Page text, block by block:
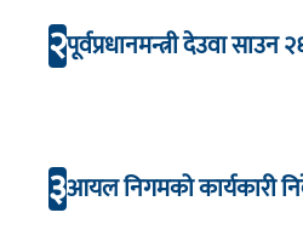
२पूर्वप्रधानमन्त्री देउवा
३आयल निगमको कार्यकारी